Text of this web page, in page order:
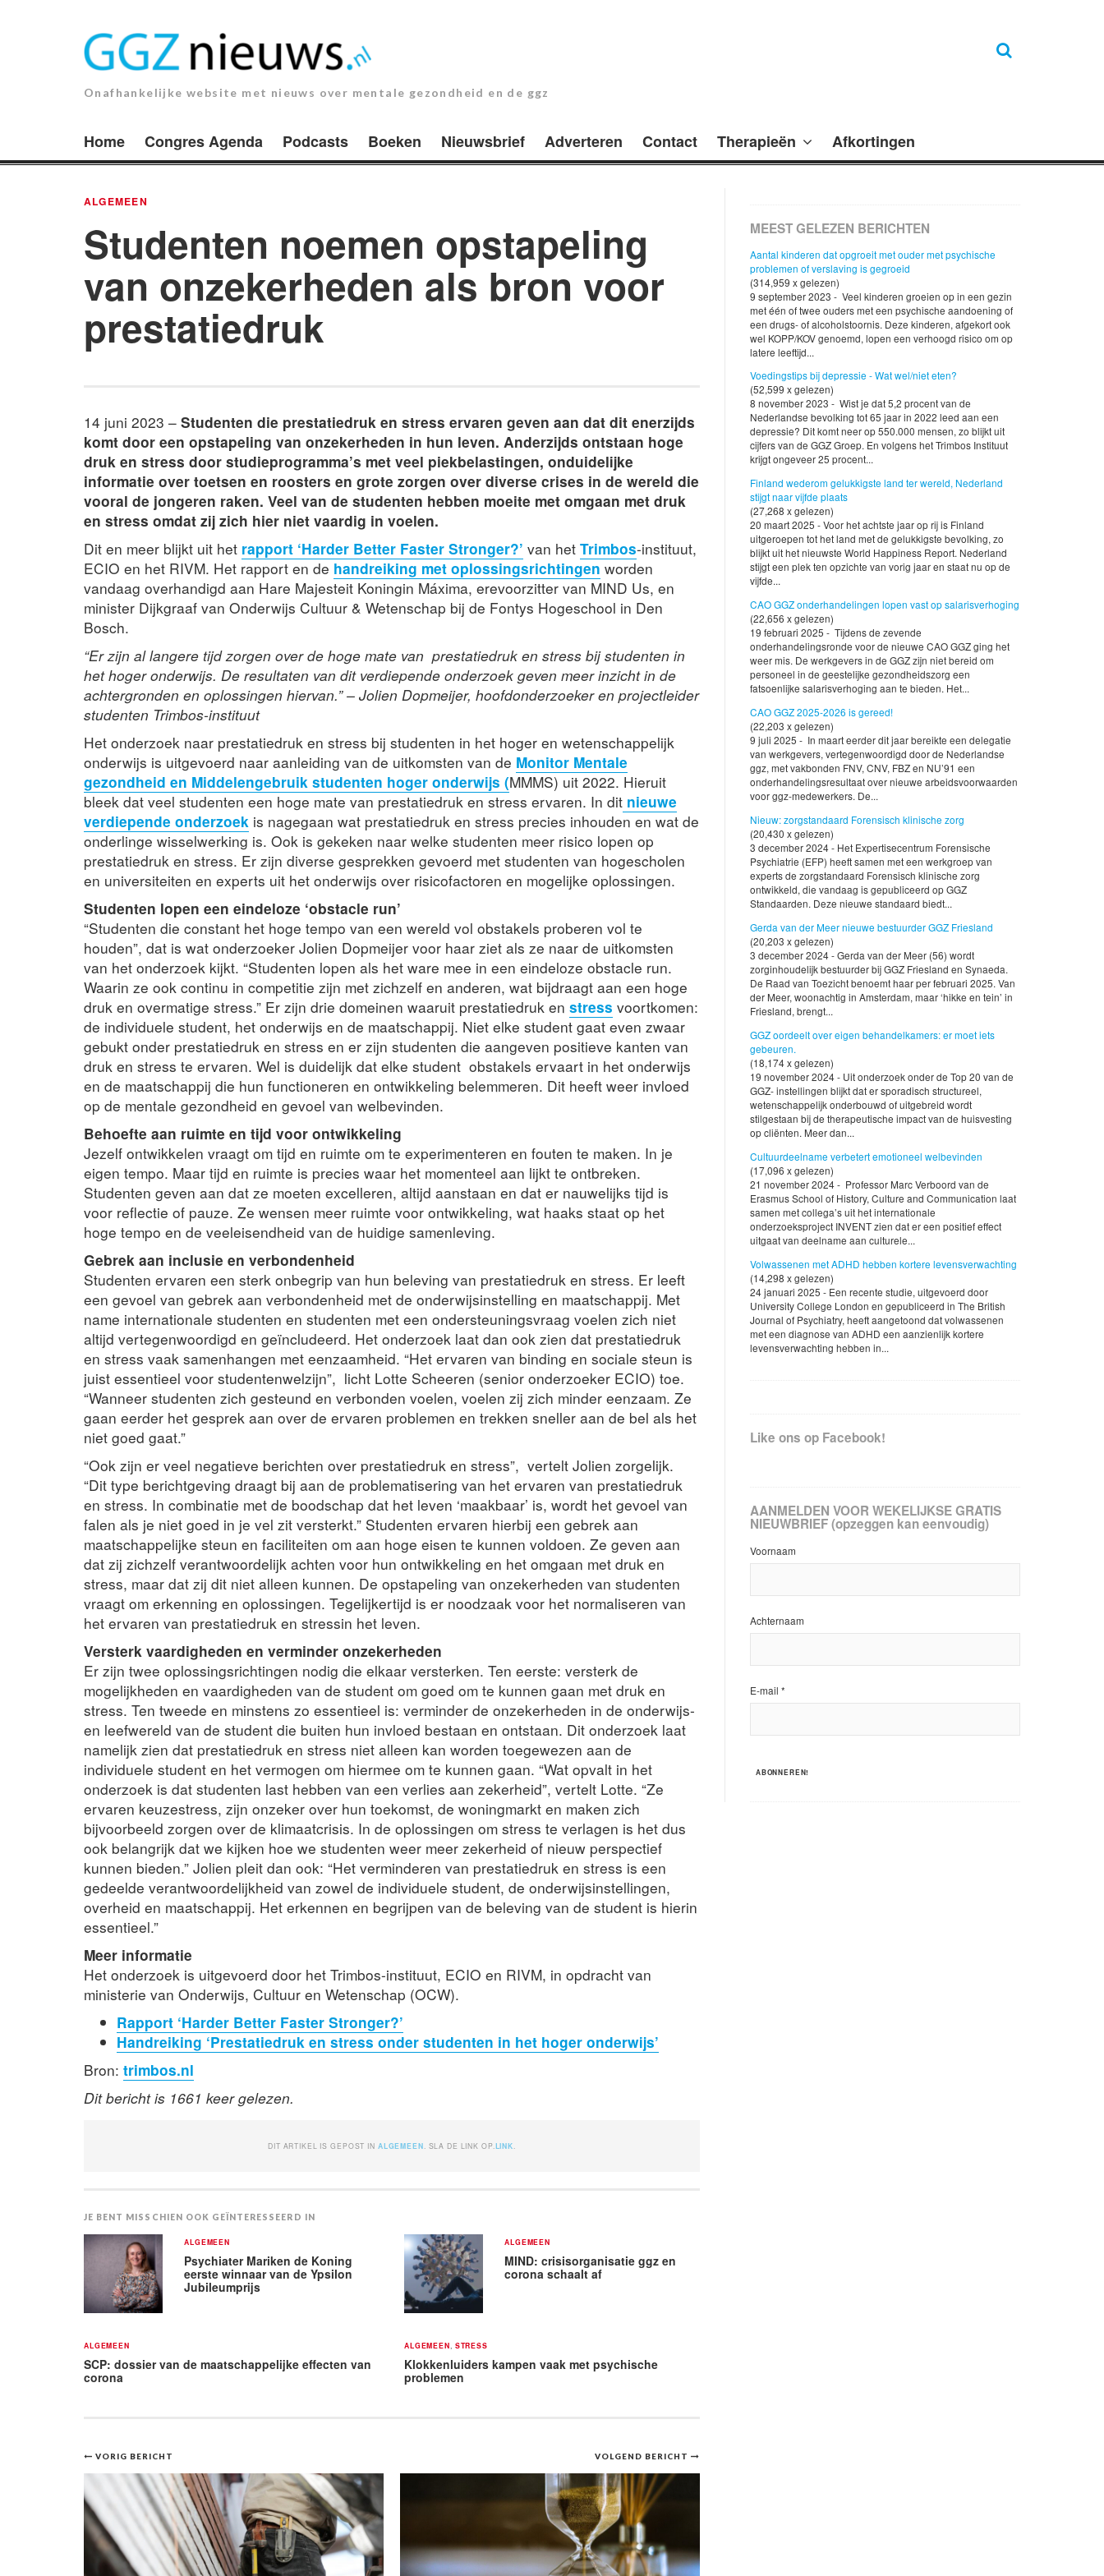
Onafhankelijke website met nieuws over mentale gezondheid en de ggz
Home Congres Agenda Podcasts Boeken Nieuwsbrief Adverteren Contact Therapieën Afkortingen
ALGEMEEN
Studenten noemen opstapeling
van onzekerheden als bron voor
prestatiedruk
14 juni 2023 – Studenten die prestatiedruk en stress ervaren geven aan dat dit enerzijds
komt door een opstapeling van onzekerheden in hun leven. Anderzijds ontstaan hoge
druk en stress door studieprogramma’s met veel piekbelastingen, onduidelijke
informatie over toetsen en roosters en grote zorgen over diverse crises in de wereld die
vooral de jongeren raken. Veel van de studenten hebben moeite met omgaan met druk
en stress omdat zij zich hier niet vaardig in voelen.
Dit en meer blijkt uit het rapport ‘Harder Better Faster Stronger?’ van het Trimbos-instituut,
ECIO en het RIVM. Het rapport en de handreiking met oplossingsrichtingen worden
vandaag overhandigd aan Hare Majesteit Koningin Máxima, erevoorzitter van MIND Us, en
minister Dijkgraaf van Onderwijs Cultuur & Wetenschap bij de Fontys Hogeschool in Den
Bosch.
“Er zijn al langere tijd zorgen over de hoge mate van prestatiedruk en stress bij studenten in
het hoger onderwijs. De resultaten van dit verdiepende onderzoek geven meer inzicht in de
achtergronden en oplossingen hiervan.” – Jolien Dopmeijer, hoofdonderzoeker en projectleider
studenten Trimbos-instituut
Het onderzoek naar prestatiedruk en stress bij studenten in het hoger en wetenschappelijk
onderwijs is uitgevoerd naar aanleiding van de uitkomsten van de Monitor Mentale
gezondheid en Middelengebruik studenten hoger onderwijs (MMMS) uit 2022. Hieruit
bleek dat veel studenten een hoge mate van prestatiedruk en stress ervaren. In dit nieuwe
verdiepende onderzoek is nagegaan wat prestatiedruk en stress precies inhouden en wat de
onderlinge wisselwerking is. Ook is gekeken naar welke studenten meer risico lopen op
prestatiedruk en stress. Er zijn diverse gesprekken gevoerd met studenten van hogescholen
en universiteiten en experts uit het onderwijs over risicofactoren en mogelijke oplossingen.
Studenten lopen een eindeloze ‘obstacle run’
“Studenten die constant het hoge tempo van een wereld vol obstakels proberen vol te
houden”, dat is wat onderzoeker Jolien Dopmeijer voor haar ziet als ze naar de uitkomsten
van het onderzoek kijkt. “Studenten lopen als het ware mee in een eindeloze obstacle run.
Waarin ze ook continu in competitie zijn met zichzelf en anderen, wat bijdraagt aan een hoge
druk en overmatige stress.” Er zijn drie domeinen waaruit prestatiedruk en stress voortkomen:
de individuele student, het onderwijs en de maatschappij. Niet elke student gaat even zwaar
gebukt onder prestatiedruk en stress en er zijn studenten die aangeven positieve kanten van
druk en stress te ervaren. Wel is duidelijk dat elke student obstakels ervaart in het onderwijs
en de maatschappij die hun functioneren en ontwikkeling belemmeren. Dit heeft weer invloed
op de mentale gezondheid en gevoel van welbevinden.
Behoefte aan ruimte en tijd voor ontwikkeling
Jezelf ontwikkelen vraagt om tijd en ruimte om te experimenteren en fouten te maken. In je
eigen tempo. Maar tijd en ruimte is precies waar het momenteel aan lijkt te ontbreken.
Studenten geven aan dat ze moeten excelleren, altijd aanstaan en dat er nauwelijks tijd is
voor reflectie of pauze. Ze wensen meer ruimte voor ontwikkeling, wat haaks staat op het
hoge tempo en de veeleisendheid van de huidige samenleving.
Gebrek aan inclusie en verbondenheid
Studenten ervaren een sterk onbegrip van hun beleving van prestatiedruk en stress. Er leeft
een gevoel van gebrek aan verbondenheid met de onderwijsinstelling en maatschappij. Met
name internationale studenten en studenten met een ondersteuningsvraag voelen zich niet
altijd vertegenwoordigd en geïncludeerd. Het onderzoek laat dan ook zien dat prestatiedruk
en stress vaak samenhangen met eenzaamheid. “Het ervaren van binding en sociale steun is
juist essentieel voor studentenwelzijn”, licht Lotte Scheeren (senior onderzoeker ECIO) toe.
“Wanneer studenten zich gesteund en verbonden voelen, voelen zij zich minder eenzaam. Ze
gaan eerder het gesprek aan over de ervaren problemen en trekken sneller aan de bel als het
niet goed gaat.”
“Ook zijn er veel negatieve berichten over prestatiedruk en stress”, vertelt Jolien zorgelijk.
“Dit type berichtgeving draagt bij aan de problematisering van het ervaren van prestatiedruk
en stress. In combinatie met de boodschap dat het leven ‘maakbaar’ is, wordt het gevoel van
falen als je niet goed in je vel zit versterkt.” Studenten ervaren hierbij een gebrek aan
maatschappelijke steun en faciliteiten om aan hoge eisen te kunnen voldoen. Ze geven aan
dat zij zichzelf verantwoordelijk achten voor hun ontwikkeling en het omgaan met druk en
stress, maar dat zij dit niet alleen kunnen. De opstapeling van onzekerheden van studenten
vraagt om erkenning en oplossingen. Tegelijkertijd is er noodzaak voor het normaliseren van
het ervaren van prestatiedruk en stressin het leven.
Versterk vaardigheden en verminder onzekerheden
Er zijn twee oplossingsrichtingen nodig die elkaar versterken. Ten eerste: versterk de
mogelijkheden en vaardigheden van de student om goed om te kunnen gaan met druk en
stress. Ten tweede en minstens zo essentieel is: verminder de onzekerheden in de onderwijs-
en leefwereld van de student die buiten hun invloed bestaan en ontstaan. Dit onderzoek laat
namelijk zien dat prestatiedruk en stress niet alleen kan worden toegewezen aan de
individuele student en het vermogen om hiermee om te kunnen gaan. “Wat opvalt in het
onderzoek is dat studenten last hebben van een verlies aan zekerheid”, vertelt Lotte. “Ze
ervaren keuzestress, zijn onzeker over hun toekomst, de woningmarkt en maken zich
bijvoorbeeld zorgen over de klimaatcrisis. In de oplossingen om stress te verlagen is het dus
ook belangrijk dat we kijken hoe we studenten weer meer zekerheid of nieuw perspectief
kunnen bieden.” Jolien pleit dan ook: “Het verminderen van prestatiedruk en stress is een
gedeelde verantwoordelijkheid van zowel de individuele student, de onderwijsinstellingen,
overheid en maatschappij. Het erkennen en begrijpen van de beleving van de student is hierin
essentieel.”
Meer informatie
Het onderzoek is uitgevoerd door het Trimbos-instituut, ECIO en RIVM, in opdracht van
ministerie van Onderwijs, Cultuur en Wetenschap (OCW).
Rapport ‘Harder Better Faster Stronger?’
Handreiking ‘Prestatiedruk en stress onder studenten in het hoger onderwijs’
Bron: trimbos.nl
Dit bericht is 1661 keer gelezen.
DIT ARTIKEL IS GEPOST IN ALGEMEEN . SLA DE LINK OP. LINK
JE BENT MISSCHIEN OOK GEÏNTERESSEERD IN
ALGEMEEN
Psychiater Mariken de Koning
eerste winnaar van de Ypsilon
Jubileumprijs
ALGEMEEN
MIND: crisisorganisatie ggz en
corona schaalt af
ALGEMEEN
SCP: dossier van de maatschappelijke effecten van
corona
ALGEMEEN STRESS
Klokkenluiders kampen vaak met psychische
problemen
Bericht
navigatie
VOLGEND BERICHT
VORIG BERICHT
MEEST GELEZEN BERICHTEN
Aantal kinderen dat opgroeit met ouder met psychische
problemen of verslaving is gegroeid
(314,959 x gelezen)
9 september 2023 - Veel kinderen groeien op in een gezin
met één of twee ouders met een psychische aandoening of
een drugs- of alcoholstoornis. Deze kinderen, afgekort ook
wel KOPP/KOV genoemd, lopen een verhoogd risico om op
latere leeftijd...
Voedingstips bij depressie - Wat wel/niet eten?
(52,599 x gelezen)
8 november 2023 - Wist je dat 5,2 procent van de
Nederlandse bevolking tot 65 jaar in 2022 leed aan een
depressie? Dit komt neer op 550.000 mensen, zo blijkt uit
cijfers van de GGZ Groep. En volgens het Trimbos Instituut
krijgt ongeveer 25 procent...
Finland wederom gelukkigste land ter wereld, Nederland
stijgt naar vijfde plaats
(27,268 x gelezen)
20 maart 2025 - Voor het achtste jaar op rij is Finland
uitgeroepen tot het land met de gelukkigste bevolking, zo
blijkt uit het nieuwste World Happiness Report. Nederland
stijgt een plek ten opzichte van vorig jaar en staat nu op de
vijfde...
CAO GGZ onderhandelingen lopen vast op salarisverhoging
(22,656 x gelezen)
19 februari 2025 - Tijdens de zevende
onderhandelingsronde voor de nieuwe CAO GGZ ging het
weer mis. De werkgevers in de GGZ zijn niet bereid om
personeel in de geestelijke gezondheidszorg een
fatsoenlijke salarisverhoging aan te bieden. Het...
CAO GGZ 2025-2026 is gereed!
(22,203 x gelezen)
9 juli 2025 - In maart eerder dit jaar bereikte een delegatie
van werkgevers, vertegenwoordigd door de Nederlandse
ggz, met vakbonden FNV, CNV, FBZ en NU’91 een
onderhandelingsresultaat over nieuwe arbeidsvoorwaarden
voor ggz-medewerkers. De...
Nieuw: zorgstandaard Forensisch klinische zorg
(20,430 x gelezen)
3 december 2024 - Het Expertisecentrum Forensische
Psychiatrie (EFP) heeft samen met een werkgroep van
experts de zorgstandaard Forensisch klinische zorg
ontwikkeld, die vandaag is gepubliceerd op GGZ
Standaarden. Deze nieuwe standaard biedt...
Gerda van der Meer nieuwe bestuurder GGZ Friesland
(20,203 x gelezen)
3 december 2024 - Gerda van der Meer (56) wordt
zorginhoudelijk bestuurder bij GGZ Friesland en Synaeda.
De Raad van Toezicht benoemt haar per februari 2025. Van
der Meer, woonachtig in Amsterdam, maar ‘hikke en tein’ in
Friesland, brengt...
GGZ oordeelt over eigen behandelkamers: er moet iets
gebeuren.
(18,174 x gelezen)
19 november 2024 - Uit onderzoek onder de Top 20 van de
GGZ- instellingen blijkt dat er sporadisch structureel,
wetenschappelijk onderbouwd of uitgebreid wordt
stilgestaan bij de therapeutische impact van de huisvesting
op cliënten. Meer dan...
Cultuurdeelname verbetert emotioneel welbevinden
(17,096 x gelezen)
21 november 2024 - Professor Marc Verboord van de
Erasmus School of History, Culture and Communication laat
samen met collega’s uit het internationale
onderzoeksproject INVENT zien dat er een positief effect
uitgaat van deelname aan culturele...
Volwassenen met ADHD hebben kortere levensverwachting
(14,298 x gelezen)
24 januari 2025 - Een recente studie, uitgevoerd door
University College London en gepubliceerd in The British
Journal of Psychiatry, heeft aangetoond dat volwassenen
met een diagnose van ADHD een aanzienlijk kortere
levensverwachting hebben in...
Like ons op Facebook!
AANMELDEN VOOR WEKELIJKSE GRATIS
NIEUWBRIEF (opzeggen kan eenvoudig)
Voornaam
Achternaam
E-mail *